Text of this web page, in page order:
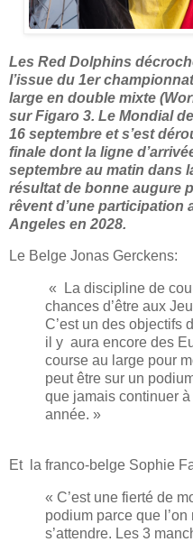
Les Red Dolphins
l’issue du 1er
large en double mixte
sur Figaro 3. Le Mondial
16 septembre et s’est
finale dont la ligne
septembre au matin dans
résultat de bonne augure
rêvent d’une
Angeles en 2028.
Le Belge Jonas Gerckens:
« La discipline de
chances d’être aux
C’est un des objectifs
il y aura encore des
course au large pour
peut être sur un
que jamais continuer à
année. »
Et la franco-belge Sophie
« C’est une fierté de
podium parce que
s’attendre. Les 3